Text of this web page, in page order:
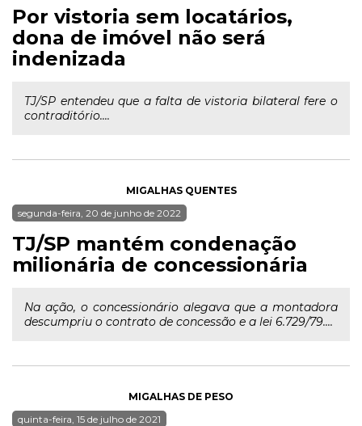
Por vistoria sem locatários,
dona de imóvel não será
indenizada
TJ/SP entendeu que a falta de vistoria bilateral fere o
contraditório....
MIGALHAS QUENTES
segunda-feira, 20 de junho de 2022
TJ/SP mantém condenação
milionária de concessionária
Na ação, o concessionário alegava que a montadora
descumpriu o contrato de concessão e a lei 6.729/79....
MIGALHAS DE PESO
quinta-feira, 15 de julho de 2021